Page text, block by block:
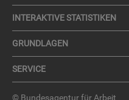
IN­TER­AK­TI­VE STA­TIS­TI­KEN
GRUND­LA­GEN
SER­VICE
© Bundesagentur für Arbeit